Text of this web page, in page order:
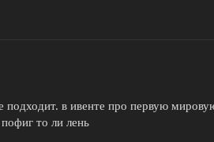
подходит. в ивенте про первую
то ли лень